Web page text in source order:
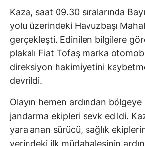
Kaza, saat 09.30 sıralarında
yolu üzerindeki Havuzbaşı
gerçekleşti. Edinilen bilgilere
plakalı Fiat Tofaş marka
direksiyon hakimiyetini
devrildi.
Olayın hemen ardından bölgeye
jandarma ekipleri sevk edildi.
yaralanan sürücü, sağlık
yerindeki ilk müdahalesinin